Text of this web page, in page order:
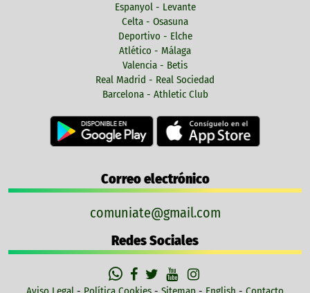
Espanyol - Levante
Celta - Osasuna
Deportivo - Elche
Atlético - Málaga
Valencia - Betis
Real Madrid - Real Sociedad
Barcelona - Athletic Club
Correo electrónico
comuniate@gmail.com
Redes Sociales